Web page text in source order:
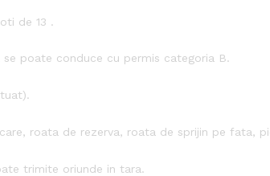
de 13 .
se poate conduce cu permis categoria B.
roata de rezerva, roata de sprijin pe fata,
trimite oriunde in tara.